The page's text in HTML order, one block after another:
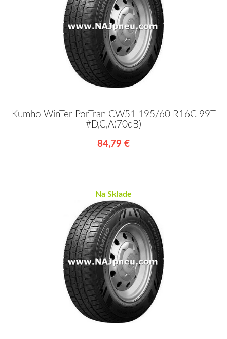
Kumho WinTer PorTran CW51 195/60 R16C 99T
#D,C,A(70dB)
84,79 €
Na Sklade